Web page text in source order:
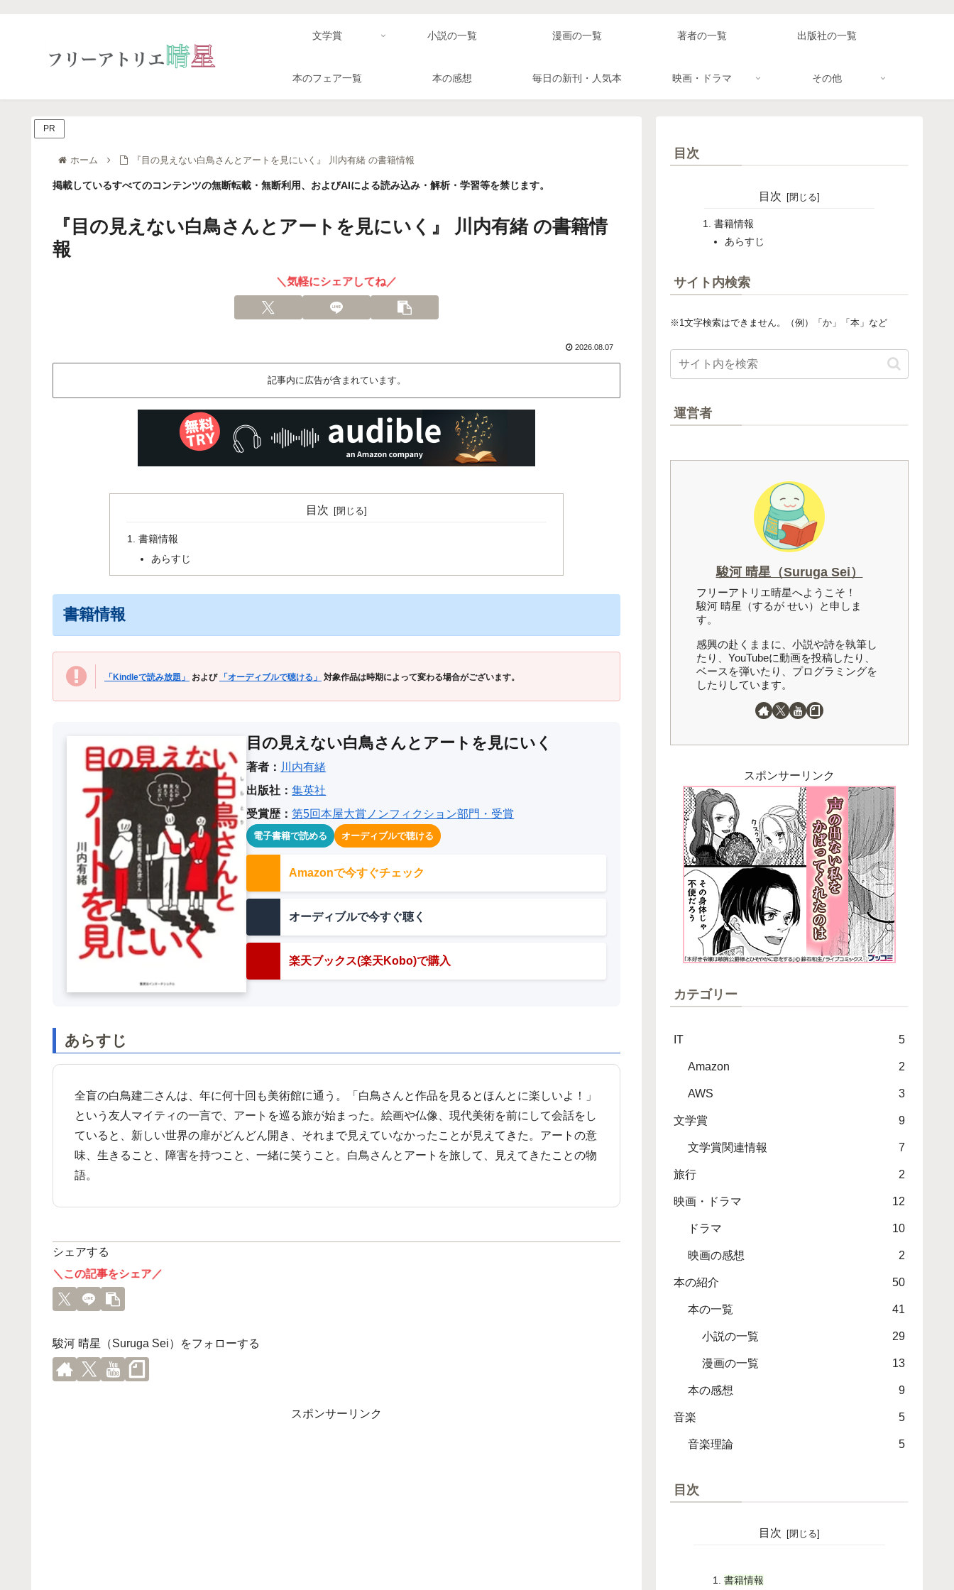
文学賞 小説の一覧 漫画の一覧 著者の一覧 出版社の一覧
本のフェア一覧 本の感想 毎日の新刊・人気本 映画・ドラマ その他
ホーム 『目の見えない白鳥さんとアートを見にいく』 川内有緒 の書籍情報
掲載しているすべてのコンテンツの無断転載・無断利用、およびAIによる読み込み・解析・学習等を禁じます。
『目の見えない白鳥さんとアートを見にいく』 川内有緒 の書籍情
報
＼気軽にシェアしてね／
2026.08.07
記事内に広告が含まれています。
PR
目次
書籍情報
あらすじ
書籍情報
「Kindleで読み放題」 および 「オーディブルで聴ける」 対象作品は時期によって変わる場合がございます。
目の見えない白鳥さんとアートを見にいく
著者： 川内有緒
出版社：集英社
受賞歴：第5回本屋大賞ノンフィクション部門・受賞
電子書籍で読める オーディブルで聴ける
Amazonで今すぐチェック
オーディブルで今すぐ聴く
楽天ブックス(楽天Kobo)で購入
あらすじ
全盲の白鳥建二さんは、年に何十回も美術館に通う。「白鳥さんと作品を見るとほんとに楽しいよ！」
という友人マイティの一言で、アートを巡る旅が始まった。絵画や仏像、現代美術を前にして会話をし
ていると、新しい世界の扉がどんどん開き、それまで見えていなかったことが見えてきた。アートの意
味、生きること、障害を持つこと、一緒に笑うこと。白鳥さんとアートを旅して、見えてきたことの物
語。
シェアする
＼この記事をシェア／
駿河 晴星（Suruga Sei）をフォローする
スポンサーリンク
目次
目次
書籍情報
あらすじ
サイト内検索
※1文字検索はできません。（例）「か」「本」など
運営者
駿河 晴星（Suruga Sei）
フリーアトリエ晴星へようこそ！
駿河 晴星（するが せい）と申しま
す。
感興の赴くままに、小説や詩を執筆し
たり、YouTubeに動画を投稿したり、
ベースを弾いたり、プログラミングを
したりしています。
スポンサーリンク
カテゴリー
IT 5
Amazon 2
AWS 3
文学賞 9
文学賞関連情報 7
旅行 2
映画・ドラマ 12
ドラマ 10
映画の感想 2
本の紹介 50
本の一覧 41
小説の一覧 29
漫画の一覧 13
本の感想 9
音楽 5
音楽理論 5
目次
目次
書籍情報